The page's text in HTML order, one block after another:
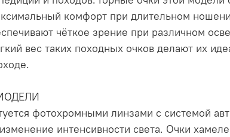
комфорт при длительном
чёткое зрение при различном
вес таких походных очков делают их
фотохромными линзами с системой
интенсивности света. Очки